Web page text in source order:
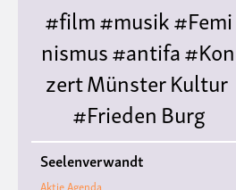
#film#musik#Femi
nismus#antifa#Kon
zertMünsterKultur
#FriedenBurg
Hülshoffliteratur#
Queer#Workshop
Seelenverwandt
Aktie Agenda